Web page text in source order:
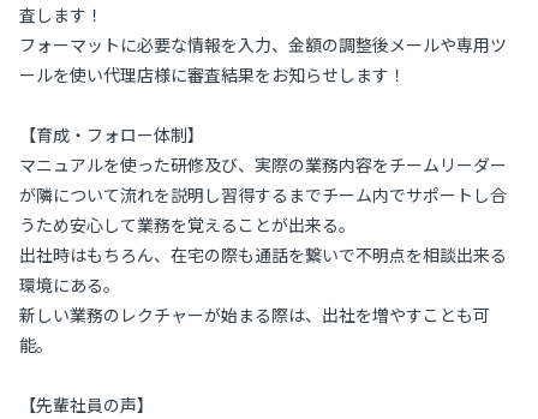
査します！
フォーマットに必要な情報を入力、金額の調整後メールや専用ツ
ールを使い代理店様に審査結果をお知らせします！
【育成・フォロー体制】
マニュアルを使った研修及び、実際の業務内容をチームリーダー
が隣について流れを説明し習得するまでチーム内でサポートし合
うため安心して業務を覚えることが出来る。
出社時はもちろん、在宅の際も通話を繋いで不明点を相談出来る
環境にある。
新しい業務のレクチャーが始まる際は、出社を増やすことも可
能。
【先輩社員の声】